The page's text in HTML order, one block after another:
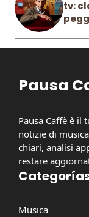
tv:
Pausa
Pausa Caffè è
notizie di
chiari, analisi
restare
Musica